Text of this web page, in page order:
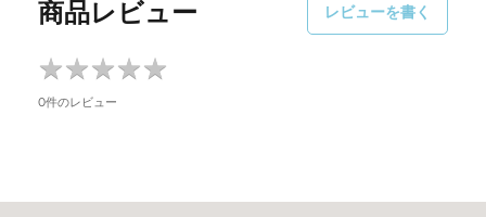
袖丈：38cm
原産国
※お手入れ方法に関しては、商品についている品質表示タ
商品レビュー レビューを書く
★★★★★
★★★★★
0件のレビュー